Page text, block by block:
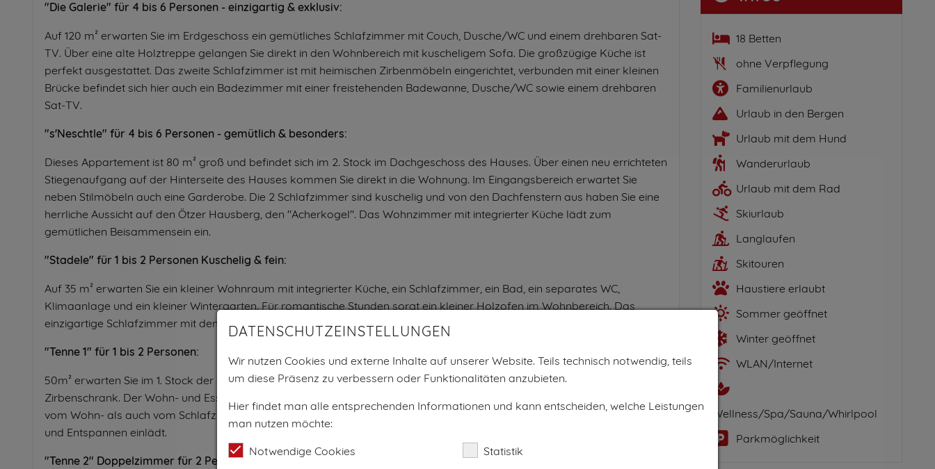
"Die Galerie" für 4 bis 6 Personen - einzigartig & exklusiv:
Auf 120 m² erwarten Sie im Erdgeschoss ein gemütliches Schlafzimmer mit Couch, Dusche/WC und einem drehbaren Sat-
TV. Über eine alte Holztreppe gelangen Sie direkt in den Wohnbereich mit kuscheligem Sofa. Die großzügige Küche ist
perfekt ausgestattet. Das zweite Schlafzimmer ist mit heimischen Zirbenmöbeln eingerichtet, verbunden mit einer kleinen
Brücke befindet sich hier auch ein Badezimmer mit einer freistehenden Badewanne, Dusche/WC sowie einem drehbaren
Sat-TV.
"s'Neschtle" für 4 bis 6 Personen - gemütlich & besonders:
Dieses Appartement ist 80 m² groß und befindet sich im 2. Stock im Dachgeschoss des Hauses. Über einen neu errichteten
Stiegenaufgang auf der Hinterseite des Hauses kommen Sie direkt in die Wohnung. Im Eingangsbereich erwartet Sie
neben Stilmöbeln auch eine Garderobe. Die 2 Schlafzimmer sind kuschelig und von den Dachfenstern aus haben Sie eine
herrliche Aussicht auf den Ötzer Hausberg, den "Acherkogel". Das Wohnzimmer mit integrierter Küche lädt zum
gemütlichen Beisammensein ein.
"Stadele" für 1 bis 2 Personen Kuschelig & fein:
Auf 35 m² erwarten Sie ein kleiner Wohnraum mit integrierter Küche, ein Schlafzimmer, ein Bad, ein separates WC,
Klimaanlage und ein kleiner Wintergarten. Für romantische Stunden sorgt ein kleiner Holzofen im Wohnbereich. Das
einzigartige Schlafzimmer mit dem wunderschönen großen Bett rundet unser Stadele ab.
"Tenne 1" für 1 bis 2 Personen:
50m² erwarten Sie im 1. Stock der Scheune. Schlafen Sie sich gesund - im Zirben-Doppelbett und dem offenen
Zirbenschrank. Der Wohn- und Essbereich mit komplett ausgestatteter Küche bildet den Mittelpunkt der Wohnung.Sowohl
vom Wohn- als auch vom Schlafzimmer gelangt man auf den Balkon, der mit Liegestühlen und Sitzecke zum Verweilen
und Entspannen einlädt.
"Tenne 2" Doppelzimmer für 2 Personen:
18 Betten
ohne Verpflegung
Familienurlaub
Urlaub in den Bergen
Urlaub mit dem Hund
Wanderurlaub
Urlaub mit dem Rad
Skiurlaub
Langlaufen
Skitouren
Haustiere erlaubt
Sommer geöffnet
Winter geöffnet
WLAN/Internet
Wellness/Spa/Sauna/Whirlpool
Parkmöglichkeit
DATENSCHUTZEINSTELLUNGEN
Wir nutzen Cookies und externe Inhalte auf unserer Website. Teils technisch notwendig, teils
um diese Präsenz zu verbessern oder Funktionalitäten anzubieten.
Hier findet man alle entsprechenden Informationen und kann entscheiden, welche Leistungen
man nutzen möchte:
Notwendige Cookies
Statistik